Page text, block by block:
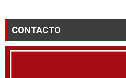
CONTACTO